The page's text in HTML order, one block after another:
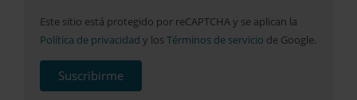
Este sitio está protegido por reCAPTCHA y se aplican la
Política de privacidad y los Términos de servicio de Google.
Suscribirme